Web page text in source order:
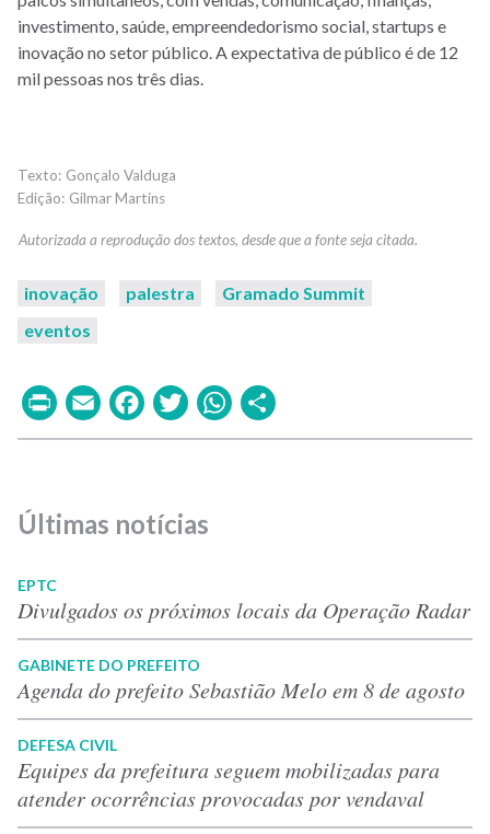
investimento, saúde, empreendedorismo social, startups e
inovação no setor público. A expectativa de público é de 12
mil pessoas nos três dias.
Gonçalo Valduga
Gilmar Martins
inovação palestra
Gramado Summit
eventos
PrintEmailFacebook
TwitterWhatsApp
Últimas notícias
EPTC
Divulgados os próximos locais da Operação Radar
GABINETE DO PREFEITO
Agenda do prefeito Sebastião Melo em 8 de agosto
DEFESA CIVIL
Equipes da prefeitura seguem mobilizadas para
atender ocorrências provocadas por vendaval